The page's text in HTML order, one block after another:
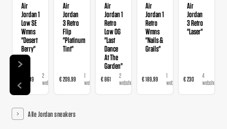
Air
Jordan 1
Low SE
Wmns
"Desert
Berry"
€ 139,99
2
webshops
Air
Jordan
3 Retro
Flip
"Platinum
Tint"
€ 209,99
1
webshop
Air
Jordan 1
Retro
Low OG
"Last
Dance
At The
Garden"
€ 861
2
webshops
Air
Jordan 1
Retro
Wmns
"Nails &
Grails"
€ 189,99
1
webshop
Air
Jordan
3 Retro
"Laser"
€ 230
4
webshops
Alle Jordan sneakers